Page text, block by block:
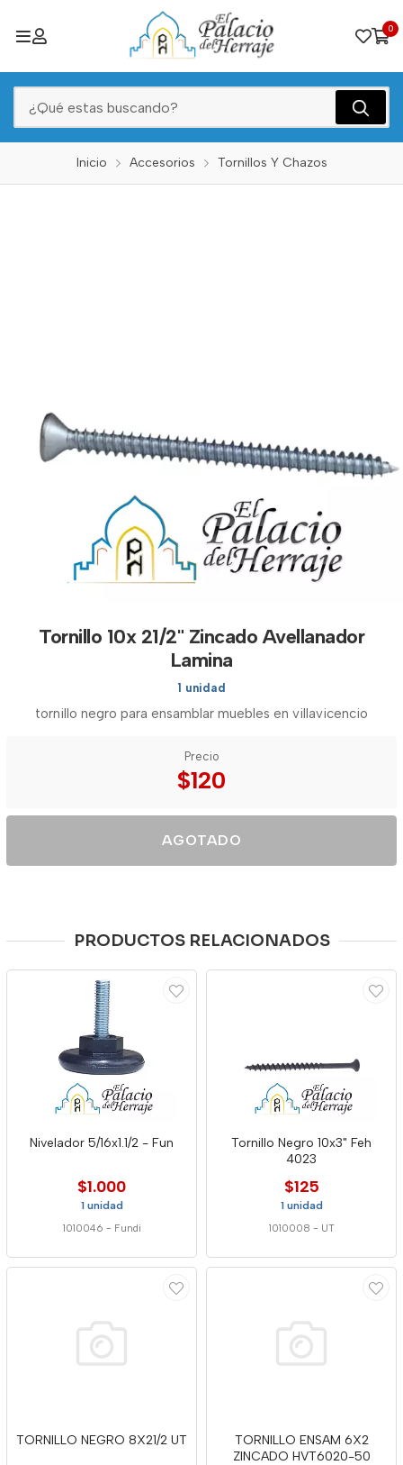
0
Inicio Accesorios Tornillos Y Chazos
Tornillo 10x 21/2" Zincado Avellanador
Lamina
1 unidad
tornillo negro para ensamblar muebles en villavicencio
Precio
$120
AGOTADO
PRODUCTOS RELACIONADOS
Nivelador 5/16x1.1/2 - Fun
$1.000
1 unidad
1010046 - Fundi
Tornillo Negro 10x3" Feh
4023
$125
1 unidad
1010008 - UT
TORNILLO NEGRO 8X21/2 UT
TORNILLO ENSAM 6X2
ZINCADO HVT6020-50